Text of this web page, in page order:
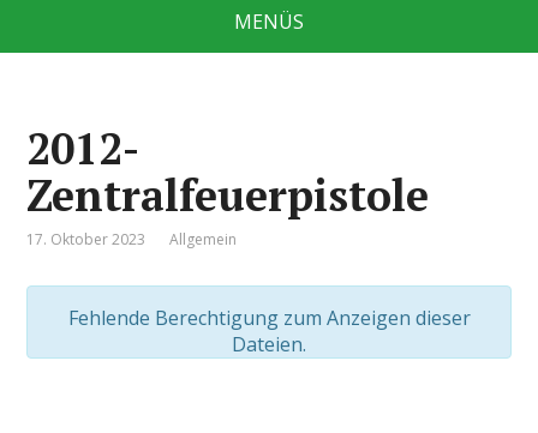
MENÜS
2012-
Zentralfeuerpistole
17. Oktober 2023 Allgemein
Fehlende Berechtigung zum Anzeigen dieser
Dateien.